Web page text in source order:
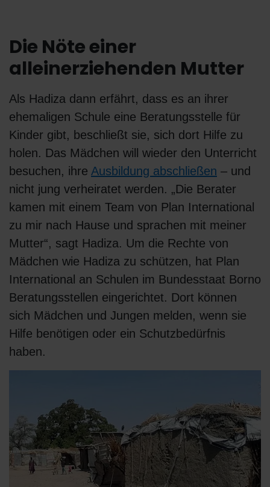
Die Nöte einer
alleinerziehenden Mutter
Als Hadiza dann erfährt, dass es an ihrer
ehemaligen Schule eine Beratungsstelle für
Kinder gibt, beschließt sie, sich dort Hilfe zu
holen. Das Mädchen will wieder den Unterricht
besuchen, ihre Ausbildung abschließen – und
nicht jung verheiratet werden. „Die Berater
kamen mit einem Team von Plan International
zu mir nach Hause und sprachen mit meiner
Mutter“, sagt Hadiza. Um die Rechte von
Mädchen wie Hadiza zu schützen, hat Plan
International an Schulen im Bundesstaat Borno
Beratungsstellen eingerichtet. Dort können
sich Mädchen und Jungen melden, wenn sie
Hilfe benötigen oder ein Schutzbedürfnis
haben.